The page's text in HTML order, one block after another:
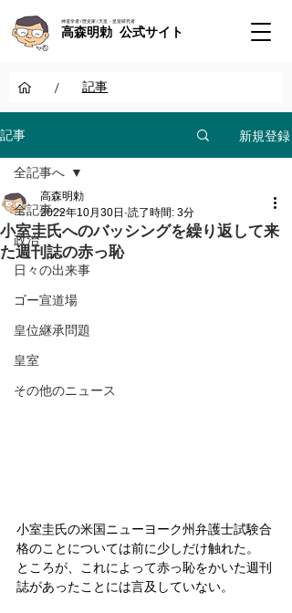
神道学者 / 歴史家 / 天皇・皇室研究者
高森明勅 公式サイト
/ 記事
記事 新規登録
全記事へ
政治
日々の出来事
ゴー宣道場
皇位継承問題
皇室
その他のニュース
全記事へ
小室圭氏へのバッシングを繰り返して来
た週刊誌の赤っ恥
高森明勅
2022年10月30日 読了時間: 3分
小室圭氏の米国ニューヨーク州弁護士試験合
格のことについては前に少しだけ触れた。
ところが、これによって赤っ恥をかいた週刊
誌があったことには言及していない。